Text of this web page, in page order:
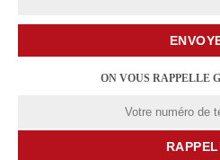
ON VOUS RAPPELLE